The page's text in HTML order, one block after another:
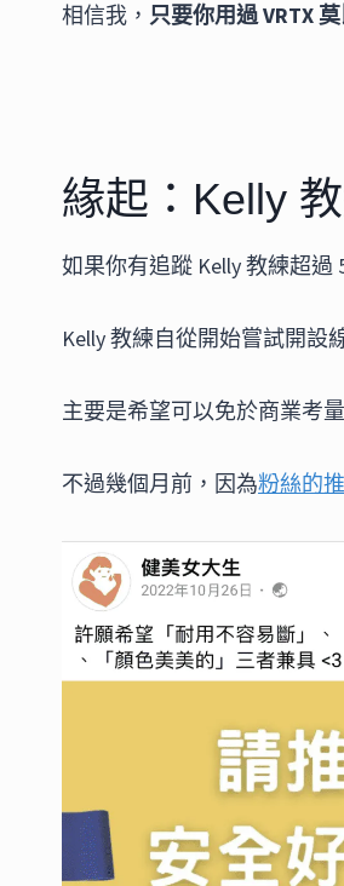
相信我， 只要你用過 VRTX
緣起：Kelly
如果你有追蹤 Kelly 教練超過
Kelly 教練自從開始嘗試開設
主要是希望可以免於商業考
不過幾個月前，因為粉絲的